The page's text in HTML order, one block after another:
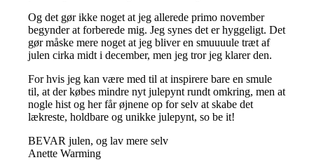
Og det gør ikke noget at jeg allerede primo november
begynder at forberede mig. Jeg synes det er hyggeligt. Det
gør måske mere noget at jeg bliver en smuuuule træt af
julen cirka midt i december, men jeg tror jeg klarer den.
For hvis jeg kan være med til at inspirere bare en smule
til, at der købes mindre nyt julepynt rundt omkring, men at
nogle hist og her får øjnene op for selv at skabe det
lækreste, holdbare og unikke julepynt, so be it!
BEVAR julen, og lav mere selv
Anette Warming